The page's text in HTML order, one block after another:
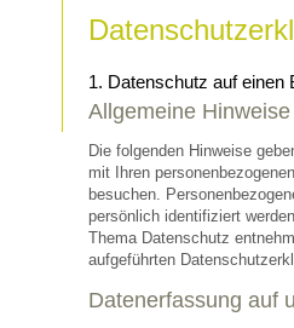
1. Datenschutz auf einen
Allgemeine Hinweise
Die folgenden Hinweise
mit Ihren
besuchen.
persönlich identifiziert
Thema Datenschutz
aufgeführten
Datenerfassung auf